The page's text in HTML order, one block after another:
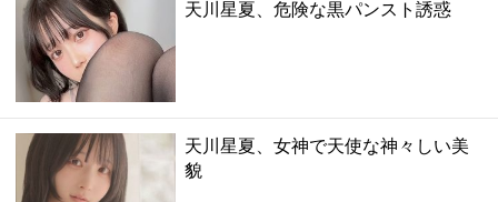
天川星夏、危険な黒パンスト誘惑
天川星夏、女神で天使な神々しい美
貌